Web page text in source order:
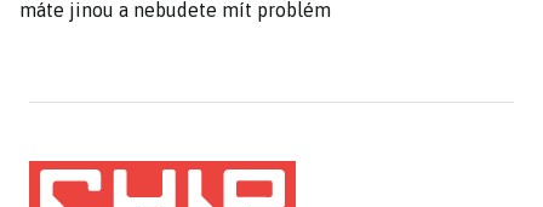
máte jinou a nebudete mít problém